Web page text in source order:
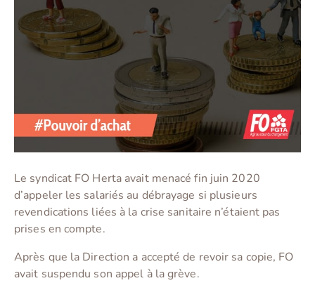
Le syndicat FO Herta avait menacé fin juin 2020
d’appeler les salariés au débrayage si plusieurs
revendications liées à la crise sanitaire n’étaient pas
prises en compte.
Après que la Direction a accepté de revoir sa copie, FO
avait suspendu son appel à la grève.